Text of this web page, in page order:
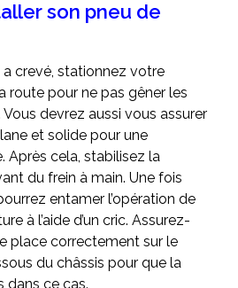
son pneu de
crevé, stationnez votre
route pour ne pas gêner les
devrez aussi vous assurer
et solide pour une
Après cela, stabilisez la
du frein à main. Une fois
entamer l’opération de
à l’aide d’un cric. Assurez-
place correctement sur le
du châssis pour que la
dans ce cas.